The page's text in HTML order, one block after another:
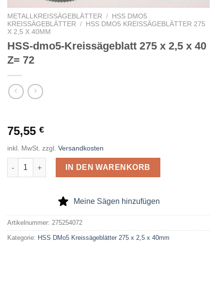
METALLKREISSÄGEBLÄTTER / HSS DMO5
KREISSÄGEBLÄTTER
/ HSS DMO5 KREISSÄGEBLÄTTER 275
X 2,5 X 40MM
HSS-dmo5-Kreissägeblatt 275 x 2,5 x 40
Z= 72
75,55 €
inkl. MwSt. zzgl. Versandkosten
HSS-dmo5-Kreissägeblatt 275 x 2,5 x 40 Z= 72 Menge
IN DEN WARENKORB
Meine Sägen hinzufügen
Artikelnummer: 275254072
Kategorie: HSS DMo5 Kreissägeblätter 275 x 2,5 x 40mm